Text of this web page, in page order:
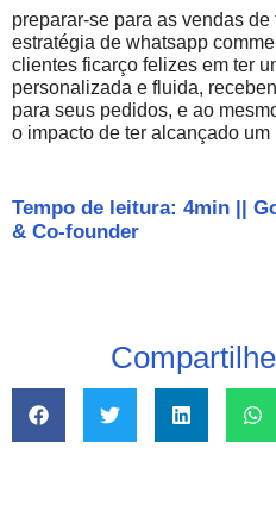
preparar-se para as vendas
estratégia de whatsapp
clientes ficarço felizes em ter
personalizada e fluida,
para seus pedidos, e ao
o impacto de ter alcançado
Tempo de leitura: 4min ||
& Co-founder